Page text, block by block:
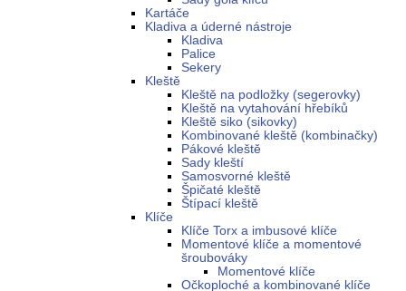
Kartáče
Kladiva a úderné nástroje
Kladiva
Palice
Sekery
Kleště
Kleště na podložky (segerovky)
Kleště na vytahování hřebíků
Kleště siko (sikovky)
Kombinované kleště (kombinačky)
Pákové kleště
Sady kleští
Samosvorné kleště
Špičaté kleště
Štípací kleště
Klíče
Klíče Torx a imbusové klíče
Momentové klíče a momentové
šroubováky
Momentové klíče
Očkoploché a kombinované klíče